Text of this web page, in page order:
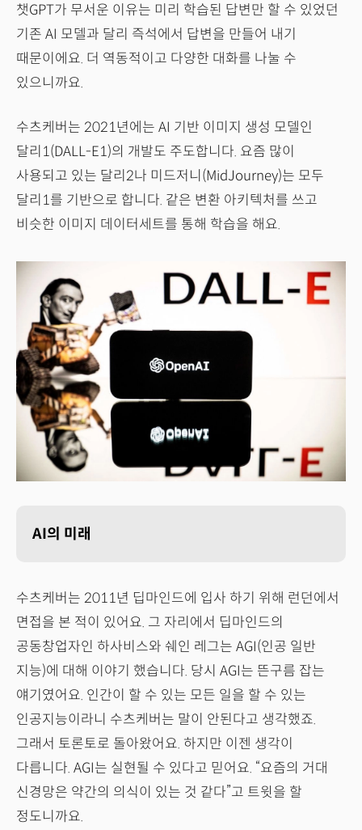
챗GPT가 무서운 이유는 미리 학습된 답변만 할 수 있었던
기존 AI 모델과 달리 즉석에서 답변을 만들어 내기
때문이에요. 더 역동적이고 다양한 대화를 나눌 수
있으니까요.
수츠케버는 2021년에는 AI 기반 이미지 생성 모델인
달리1(DALL-E1)의 개발도 주도합니다. 요즘 많이
사용되고 있는 달리2나 미드저니(MidJourney)는 모두
달리1를 기반으로 합니다. 같은 변환 아키텍처를 쓰고
비슷한 이미지 데이터세트를 통해 학습을 해요.
AI의 미래
수츠케버는 2011년 딥마인드에 입사 하기 위해 런던에서
면접을 본 적이 있어요. 그 자리에서 딥마인드의
공동창업자인 하사비스와 쉐인 레그는 AGI(인공 일반
지능)에 대해 이야기 했습니다. 당시 AGI는 뜬구름 잡는
얘기였어요. 인간이 할 수 있는 모든 일을 할 수 있는
인공지능이라니 수츠케버는 말이 안된다고 생각했죠.
그래서 토론토로 돌아왔어요. 하지만 이젠 생각이
다릅니다. AGI는 실현될 수 있다고 믿어요. “요즘의 거대
신경망은 약간의 의식이 있는 것 같다”고 트윗을 할
정도니까요.